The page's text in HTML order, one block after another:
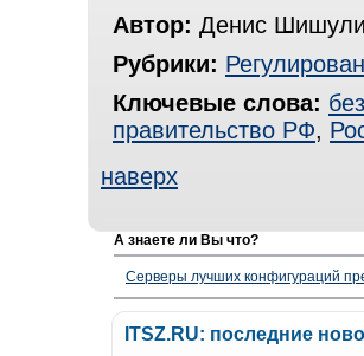
Автор: Денис
Рубрики:
Ключевые слова:
правительство РФ,
наверх
А знаете ли Вы что?
Серверы лучших конфигураций
ITSZ.RU: последние